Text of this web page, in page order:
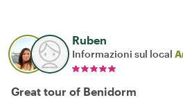
Ruben
Informazioni sul local
Great tour of Benidorm